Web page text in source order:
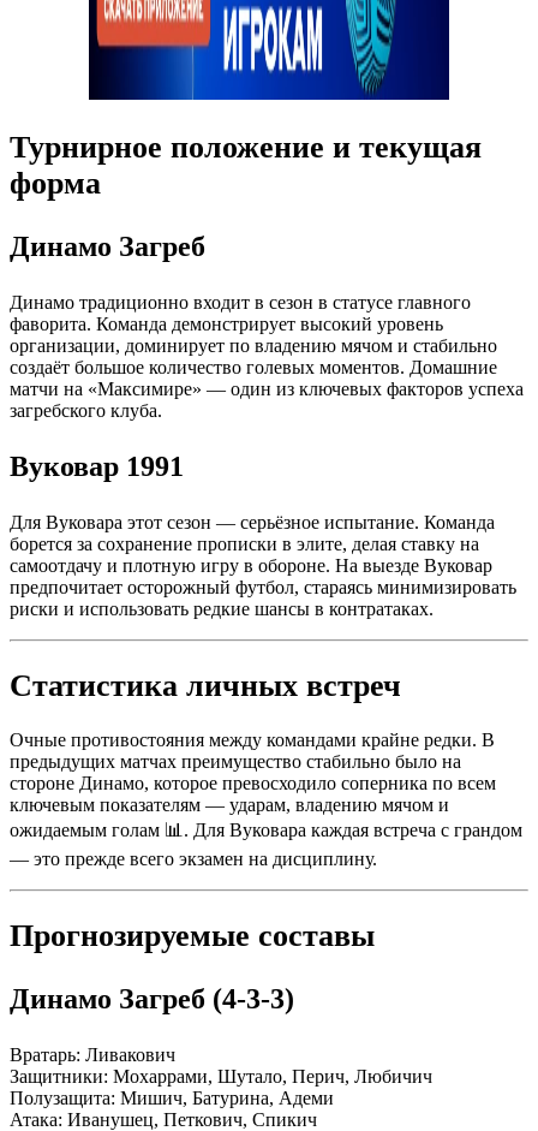
Турнирное положение и текущая
форма
Динамо Загреб
Динамо традиционно входит в сезон в статусе главного
фаворита. Команда демонстрирует высокий уровень
организации, доминирует по владению мячом и стабильно
создаёт большое количество голевых моментов. Домашние
матчи на «Максимире» — один из ключевых факторов успеха
загребского клуба.
Вуковар 1991
Для Вуковара этот сезон — серьёзное испытание. Команда
борется за сохранение прописки в элите, делая ставку на
самоотдачу и плотную игру в обороне. На выезде Вуковар
предпочитает осторожный футбол, стараясь минимизировать
риски и использовать редкие шансы в контратаках.
Статистика личных встреч
Очные противостояния между командами крайне редки. В
предыдущих матчах преимущество стабильно было на
стороне Динамо, которое превосходило соперника по всем
ключевым показателям — ударам, владению мячом и
ожидаемым голам 📊. Для Вуковара каждая встреча с грандом
— это прежде всего экзамен на дисциплину.
Прогнозируемые составы
Динамо Загреб (4-3-3)
Вратарь: Ливакович
Защитники: Мохаррами, Шутало, Перич, Любичич
Полузащита: Мишич, Батурина, Адеми
Атака: Иванушец, Петкович, Спикич